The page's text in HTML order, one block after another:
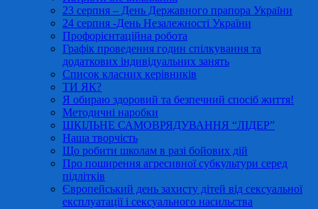
23 серпня – День Державного прапора України
24 серпня -День Незалежності України
Профорієнтаційна робота
Графік проведення годин спілкування та
додаткових індивідуальних занять
Список класних керівників
ТИ ЯК?
Я обираю здоровий та безпечний спосіб життя!
Методичні наробки
ШКІЛЬНЕ САМОВРЯДУВАННЯ “ЛІДЕР”
Наша творчість
Що робити школам в разі бойових дій
Про поширення агресивної субкультури серед
підлітків
Європейський день захисту дітей від сексуальної
експлуатації і сексуального насильства